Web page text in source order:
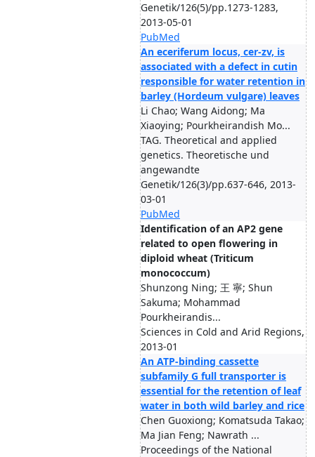
Genetik/126(5)/pp.1273-1283,
2013-05-01
PubMed
An eceriferum locus, cer-zv, is
associated with a defect in cutin
responsible for water retention in
barley (Hordeum vulgare) leaves
Li Chao; Wang Aidong; Ma
Xiaoying; Pourkheirandish Mo...
TAG. Theoretical and applied
genetics. Theoretische und
angewandte
Genetik/126(3)/pp.637-646, 2013-
03-01
PubMed
Identification of an AP2 gene
related to open flowering in
diploid wheat (Triticum
monococcum)
Shunzong Ning; 王 寧; Shun
Sakuma; Mohammad
Pourkheirandis...
Sciences in Cold and Arid Regions,
2013-01
An ATP-binding cassette
subfamily G full transporter is
essential for the retention of leaf
water in both wild barley and rice
Chen Guoxiong; Komatsuda Takao;
Ma Jian Feng; Nawrath ...
Proceedings of the National